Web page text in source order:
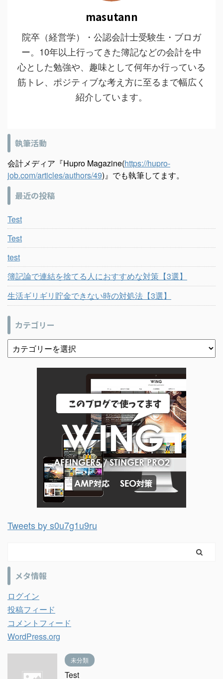
masutann
院卒（経営学）・公認会計士受験生・ブロガ
ー。10年以上行ってきた簿記などの会計を中
心とした勉強や、趣味として何年か行っている
筋トレ、ポジティブな考え方に至るまで幅広く
紹介しています。
執筆活動
会計メディア『Hupro Magazine(https://hupro-
job.com/articles/authors/49)』でも執筆してます。
最近の投稿
Test
Test
test
簿記論で連結を捨てる人におすすめな対策【3選】
生活ギリギリ貯金できない時の対処法【3選】
カテゴリー
Tweets by s0u7g1u9ru
メタ情報
ログイン
投稿フィード
コメントフィード
WordPress.org
未分類
Test